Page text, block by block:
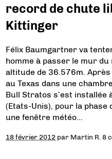
record de chute
Kittinger
Félix Baumgartner va
homme à passer le mur du
altitude de 36.576m.
au Texas dans une
Bull Stratos s’est installée
(Etats-Unis), pour la phase
une fenêtre météo…
18 février 2012 par Martin R. 8